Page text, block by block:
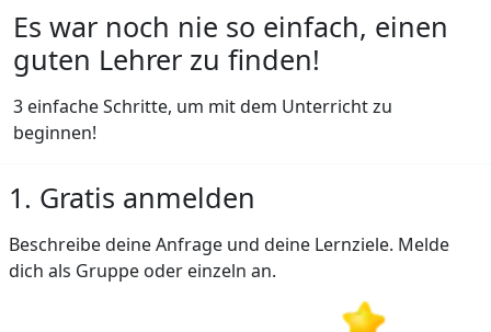
Es war noch nie so einfach, einen
guten Lehrer zu finden!
3 einfache Schritte, um mit dem Unterricht zu
beginnen!
1. Gratis anmelden
Beschreibe deine Anfrage und deine Lernziele. Melde
dich als Gruppe oder einzeln an.